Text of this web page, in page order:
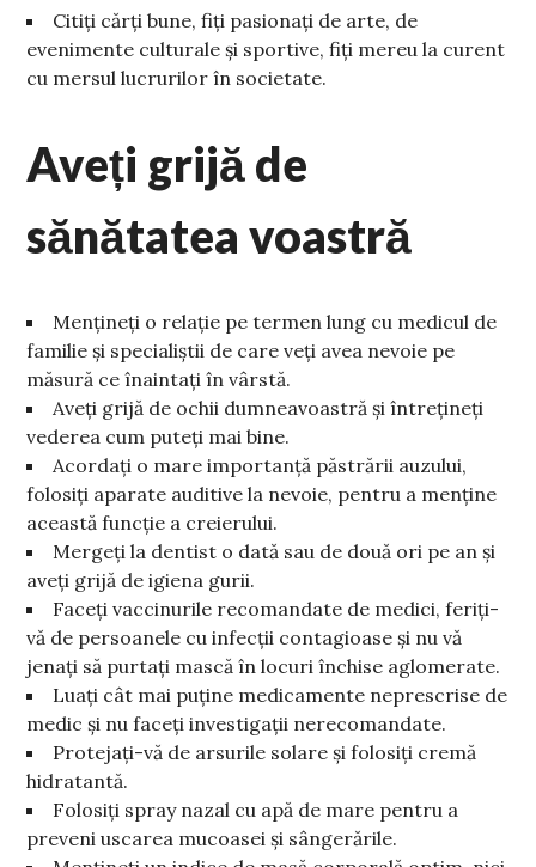
Citiți cărți bune, fiți pasionați de arte, de
evenimente culturale și sportive, fiți mereu la curent
cu mersul lucrurilor în societate.
Aveți grijă de
sănătatea voastră
Mențineți o relație pe termen lung cu medicul de
familie și specialiștii de care veți avea nevoie pe
măsură ce înaintați în vârstă.
Aveți grijă de ochii dumneavoastră și întrețineți
vederea cum puteți mai bine.
Acordați o mare importanță păstrării auzului,
folosiți aparate auditive la nevoie, pentru a menține
această funcție a creierului.
Mergeți la dentist o dată sau de două ori pe an și
aveți grijă de igiena gurii.
Faceți vaccinurile recomandate de medici, feriți-
vă de persoanele cu infecții contagioase și nu vă
jenați să purtați mască în locuri închise aglomerate.
Luați cât mai puține medicamente neprescrise de
medic și nu faceți investigații nerecomandate.
Protejați-vă de arsurile solare și folosiți cremă
hidratantă.
Folosiți spray nazal cu apă de mare pentru a
preveni uscarea mucoasei și sângerările.